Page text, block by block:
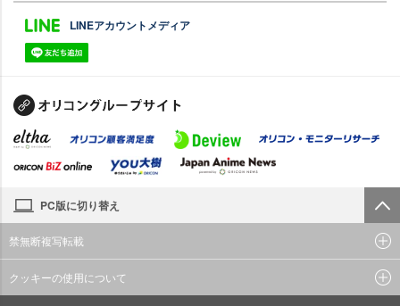
LINEアカウントメディア
PC版に切り替え
禁無断複写転載
クッキーの使用について